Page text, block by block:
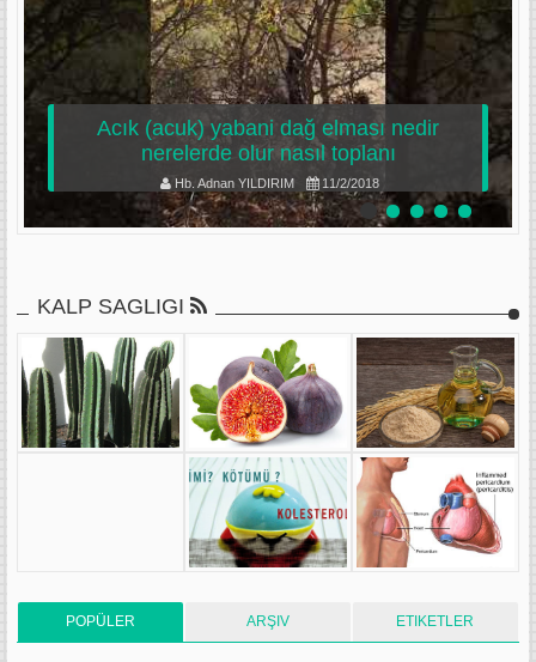
Acık (acuk) yabani dağ elması nedir
nerelerde olur nasıl toplanı
Hb. Adnan YILDIRIM 11/2/2018
KALP SAGLIGI
POPÜLER ARŞIV ETIKETLER